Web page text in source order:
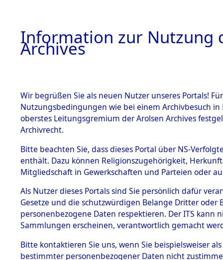
BESTÄNDE
1.
mente
5. Verschiedenes
5.3
Todesmärsche
5.3.1 Alliierte
Erhebungen
zu
Dead -
Information zur Nutzung
Archives
Wir begrüßen Sie als neuen Nutzer unseres Portals!
Nutzungsbedingungen wie bei einem Archivbesuch
oberstes Leitungsgremium der Arolsen Archives
Archivrecht.
Bitte beachten Sie, dass dieses Portal über NS-
enthält. Dazu können Religionszugehörigkeit,
Mitgliedschaft in Gewerkschaften und Parteien oder
Als Nutzer dieses Portals sind Sie persönlich dafür
Gesetze und die schutzwürdigen Belange Dritter
personenbezogene Daten respektieren. Der ITS
Sammlungen erscheinen, verantwortlich gemacht
Bitte kontaktieren Sie uns, wenn Sie beispielsweiser
bestimmter personenbezogener Daten nicht